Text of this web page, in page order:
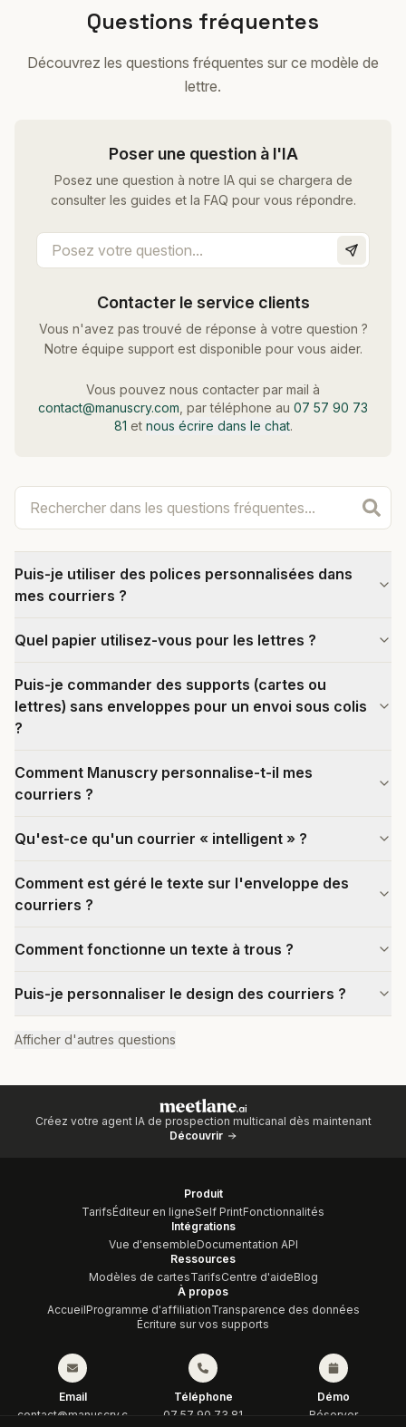
Questions fréquentes
Découvrez les questions fréquentes sur ce modèle de
lettre.
Poser une question à l'IA
Posez une question à notre IA qui se chargera de
consulter les guides et la FAQ pour vous répondre.
Contacter le service clients
Vous n'avez pas trouvé de réponse à votre question ?
Notre équipe support est disponible pour vous aider.
Vous pouvez nous contacter par mail à
contact@manuscry.com , par téléphone au 07 57 90 73
81 et nous écrire dans le chat.
Puis-je utiliser des polices personnalisées dans
mes courriers ?
Quel papier utilisez-vous pour les lettres ?
Puis-je commander des supports (cartes ou
lettres) sans enveloppes pour un envoi sous colis
?
Comment Manuscry personnalise-t-il mes
courriers ?
Qu'est-ce qu'un courrier « intelligent » ?
Comment est géré le texte sur l'enveloppe des
courriers ?
Comment fonctionne un texte à trous ?
Puis-je personnaliser le design des courriers ?
Afficher d'autres questions
Créez votre agent IA de prospection multicanal dès maintenant
Découvrir
Produit
TarifsÉditeur en ligneSelf PrintFonctionnalités
Intégrations
Vue d'ensembleDocumentation API
Ressources
Modèles de cartesTarifsCentre d'aideBlog
À propos
AccueilProgramme d'affiliationTransparence des données
Écriture sur vos supports
Email
contact@manuscry.c
Téléphone
07 57 90 73 81
Démo
Réserver